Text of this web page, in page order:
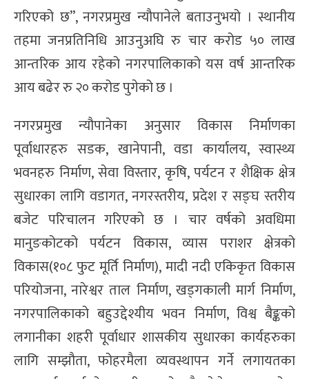
गरिएको छ”, नगरप्रमुख न्यौपानेले बताउनुभयो । स्थानीय
तहमा जनप्रतिनिधि आउनुअघि रु चार करोड ५० लाख
आन्तरिक आय रहेको नगरपालिकाको यस वर्ष आन्तरिक
आय बढेर रु २० करोड पुगेको छ ।
नगरप्रमुख न्यौपानेका अनुसार विकास निर्माणका
पूर्वाधारहरु सडक, खानेपानी, वडा कार्यालय, स्वास्थ्य
भवनहरु निर्माण, सेवा विस्तार, कृषि, पर्यटन र शैक्षिक क्षेत्र
सुधारका लागि वडागत, नगरस्तरीय, प्रदेश र सङ्घ स्तरीय
बजेट परिचालन गरिएको छ । चार वर्षको अवधिमा
मानुङकोटको पर्यटन विकास, व्यास पराशर क्षेत्रको
विकास(१०८ फुट मूर्ति निर्माण), मादी नदी एकिकृत विकास
परियोजना, नारेश्वर ताल निर्माण, खड्गकाली मार्ग निर्माण,
नगरपालिकाको बहुउद्देश्यीय भवन निर्माण, विश्व बैङ्कको
लगानीका शहरी पूर्वाधार शासकीय सुधारका कार्यहरुका
लागि सम्झौता, फोहरमैला व्यवस्थापन गर्ने लगायतका